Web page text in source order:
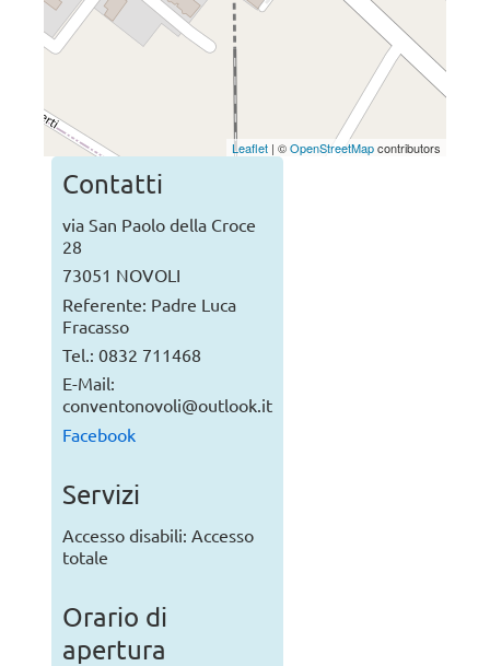
Leaflet | ©OpenStreetMapcontributors
Contatti
via San Paolo della Croce
28
73051 NOVOLI
Referente: Padre Luca
Fracasso
Tel.: 0832 711468
E-Mail:
conventonovoli@outlook.it
Facebook
Servizi
Accesso disabili: Accesso
totale
Orario di
apertura